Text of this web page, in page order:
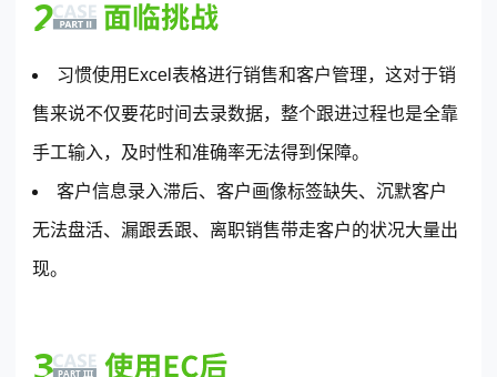
习惯使用Excel表格进行销售和客户管理，这对于销
售来说不仅要花时间去录数据，整个跟进过程也是全靠
手工输入，及时性和准确率无法得到保障。
客户信息录入滞后、客户画像标签缺失、沉默客户
无法盘活、漏跟丢跟、离职销售带走客户的状况大量出
现。